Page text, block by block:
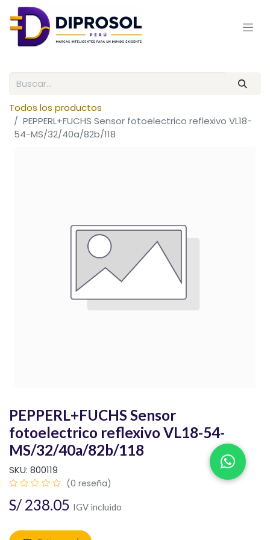
Todos los productos
PEPPERL+FUCHS Sensor fotoelectrico reflexivo VL18-
54-MS/32/40a/82b/118
PEPPERL+FUCHS Sensor
fotoelectrico reflexivo VL18-54-
MS/32/40a/82b/118
SKU: 800119
(0 reseña)
S/ 238.05 IGV incluido